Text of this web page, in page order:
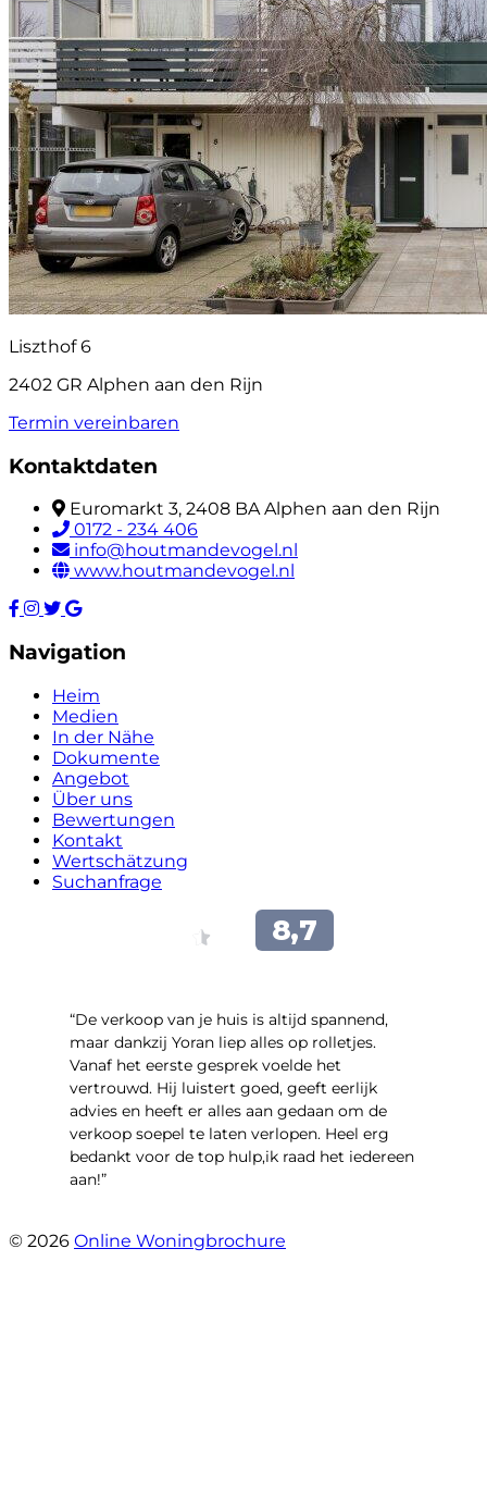
Liszthof 6
2402 GR Alphen aan den Rijn
Termin vereinbaren
Kontaktdaten
Euromarkt 3, 2408 BA Alphen aan den Rijn
0172 - 234 406
info@houtmandevogel.nl
www.houtmandevogel.nl
Navigation
Heim
Medien
In der Nähe
Dokumente
Angebot
Über uns
Bewertungen
Kontakt
Wertschätzung
Suchanfrage
“​De verkoop van je huis is altijd spannend,
maar dankzij Yoran liep alles op rolletjes.
Vanaf het eerste gesprek voelde het
vertrouwd. Hij luistert goed, geeft eerlijk
advies en heeft er alles aan gedaan om de
verkoop soepel te laten verlopen. Heel erg
bedankt voor de top hulp,ik raad het iedereen
aan!”
© 2026 Online Woningbrochure